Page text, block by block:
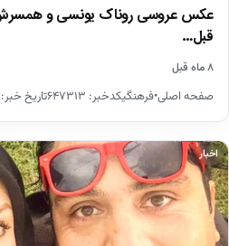
قبل…
۸ ماه قبل
صفحه اصلی•فرهنگیکدخبر: ۶۴۷۳۱۳تاریخ خبر: ۱۸ آذر ۱۴۰۴ - ۲۱:۳۹
اخبار